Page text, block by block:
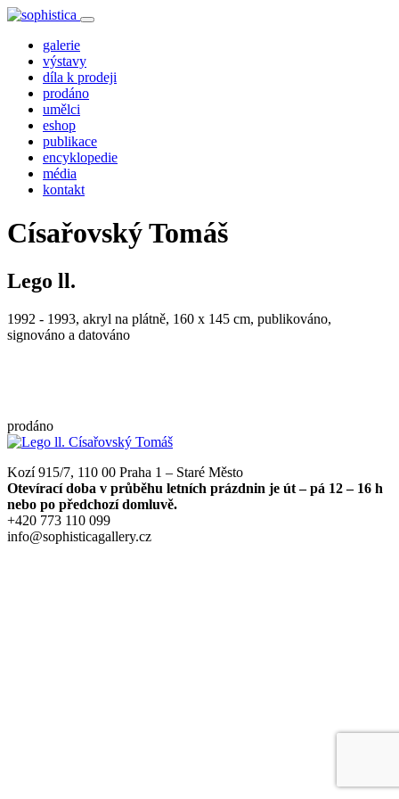
galerie
výstavy
díla k prodeji
prodáno
umělci
eshop
publikace
encyklopedie
média
kontakt
Císařovský Tomáš
Lego ll.
1992 - 1993, akryl na plátně, 160 x 145 cm, publikováno,
signováno a datováno
prodáno
Kozí 915/7, 110 00 Praha 1 – Staré Město
Otevírací doba v průběhu letních prázdnin je út – pá 12 – 16 h
nebo po předchozí domluvě.
+420 773 110 099
info@sophisticagallery.cz